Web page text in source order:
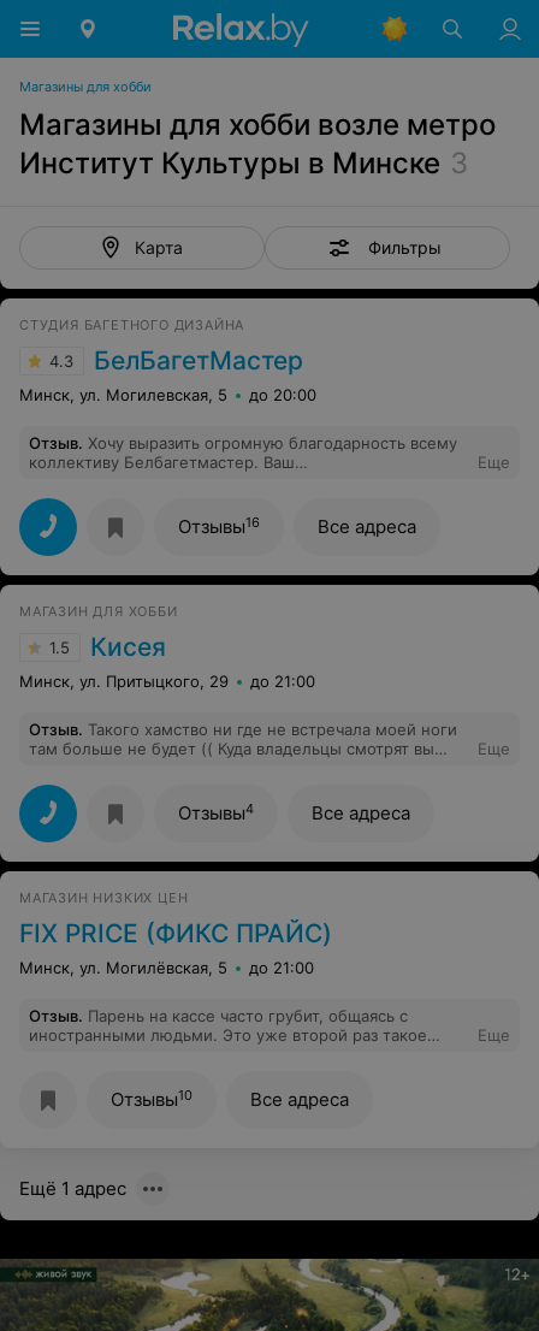
Магазины для хобби
Магазины для хобби возле метро
Институт Культуры в Минске 3
Карта Фильтры
СТУДИЯ БАГЕТНОГО ДИЗАЙНА
4.3 БелБагетМастер
Минск, ул. Могилевская, 5 до 20:00
Отзыв. Хочу выразить огромную благодарность всему
коллективу Белбагетмастер. Ваш
справиться с любыми задачами впечатляет. Если вы
хотите неповторимое и шикарное оформление,то вам
в Белбагетмастер. Оформляю свои работы много лет и
всегда получается прекрасный результат. Спасибо вам
за ваше мастерство! Вдохновения и творческих
Еще
Отзывы16 Все адреса
МАГАЗИН ДЛЯ ХОББИ
1.5 Кисея
Минск, ул. Притыцкого, 29 до 21:00
Отзыв. Такого хамство ни где не встречала моей ноги
там больше не будет (( Куда владельцы смотрят вы
Еще
Отзывы4 Все адреса
МАГАЗИН НИЗКИХ ЦЕН
FIX PRICE (ФИКС ПРАЙС)
Минск, ул. Могилёвская, 5 до 21:00
Отзыв. Парень на кассе часто грубит, общаясь с
иностранными людьми. Это уже второй раз такое
Еще
Отзывы10 Все адреса
Ещё 1 адрес